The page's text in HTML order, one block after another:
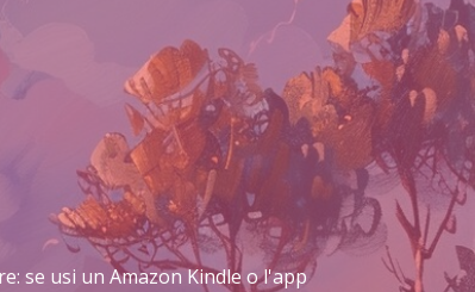
se usi un Amazon Kindle o l'app